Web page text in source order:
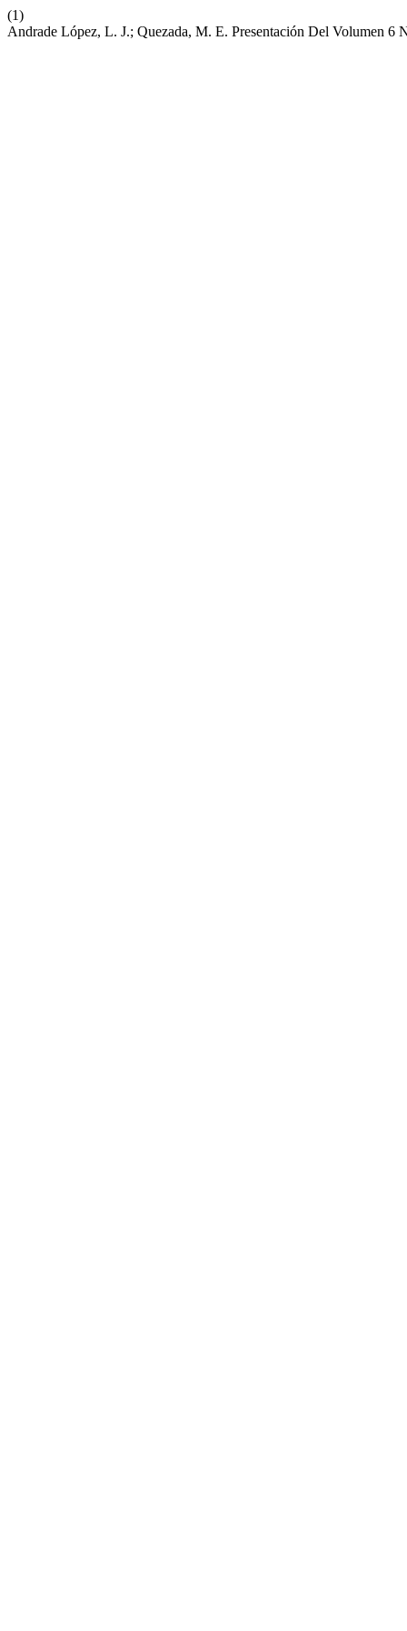
(1)
Andrade López, L. J.; Quezada, M. E. Presentación Del Volumen 6